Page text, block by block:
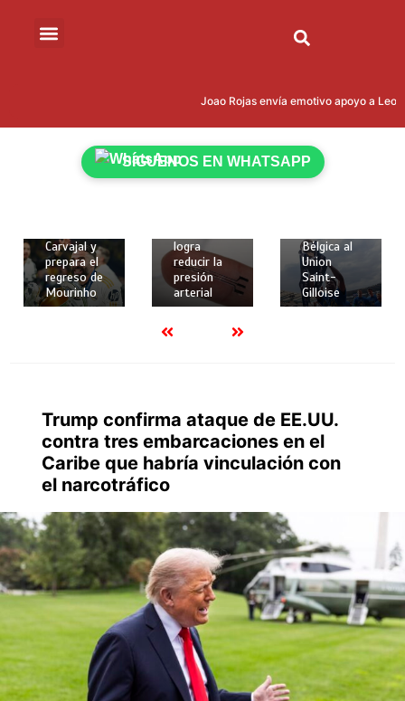
Joao Rojas envía emotivo apoyo a
SÍGUENOS EN WHATSAPP
2 mins
Carvajal y
prepara el
regreso de
Mourinho
2 mins
Crean
logra
reducir la
presión
arterial
de 2026
2 mins
Rodríguez
brilló con
gol y
Bélgica al
Union
Saint-
Gilloise
Trump confirma ataque de EE.UU.
contra tres embarcaciones en el
Caribe que habría vinculación con
el narcotráfico